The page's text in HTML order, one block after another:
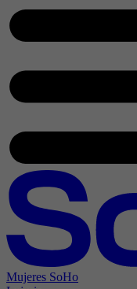
Mujeres SoHo